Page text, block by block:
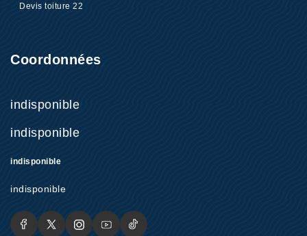
Devis toiture 22
Coordonnées
indisponible
indisponible
indisponible
indisponible